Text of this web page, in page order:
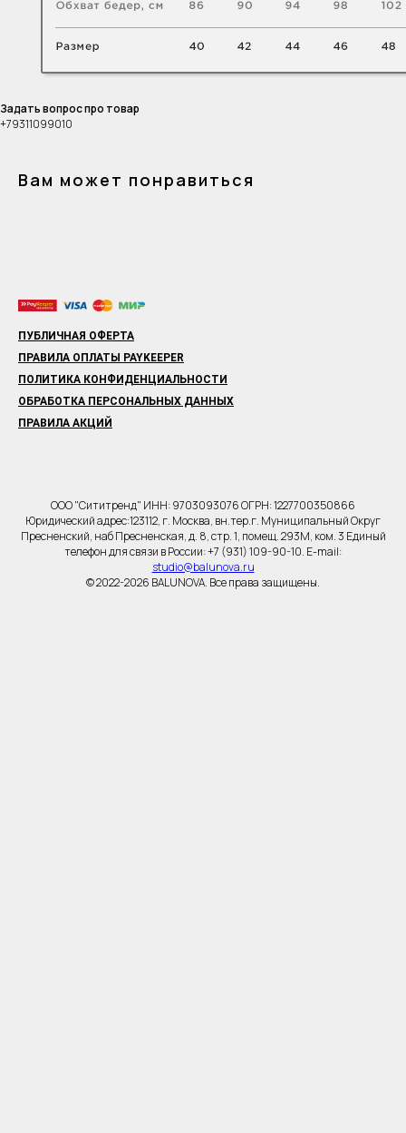
Задать вопрос про товар
+79311099010
Вам может понравиться
ПУБЛИЧНАЯ ОФЕРТА
ПРАВИЛА ОПЛАТЫ PAYKEEPER
ПОЛИТИКА КОНФИДЕНЦИАЛЬНОСТИ
ОБРАБОТКА ПЕРСОНАЛЬНЫХ ДАННЫХ
ПРАВИЛА АКЦИЙ
ООО "Сититренд" ИНН: 9703093076 ОГРН: 1227700350866
Юридический адрес:123112, г. Москва, вн.тер.г. Муниципальный Округ
Пресненский, наб Пресненская, д. 8, стр. 1, помещ. 293М, ком. 3 Единый
телефон для связи в России: +7 (931) 109-90-10. E-mail:
studio@balunova.ru
© 2022-2026 BALUNOVA. Все права защищены.